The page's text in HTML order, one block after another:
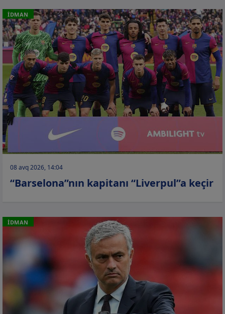
İDMAN
08 avq 2026, 14:04
“Barselona”nın kapitanı “Liverpul”a keçir
İDMAN